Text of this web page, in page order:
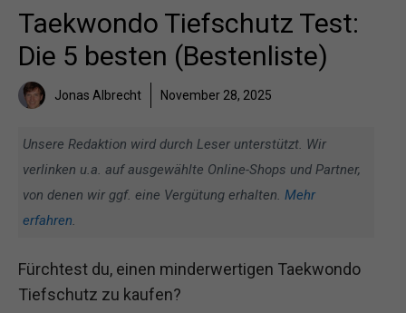
Taekwondo Tiefschutz Test:
Die 5 besten (Bestenliste)
Jonas Albrecht November 28, 2025
Unsere Redaktion wird durch Leser unterstützt. Wir
verlinken u.a. auf ausgewählte Online-Shops und Partner,
von denen wir ggf. eine Vergütung erhalten. Mehr
erfahren.
Fürchtest du, einen minderwertigen Taekwondo
Tiefschutz zu kaufen?